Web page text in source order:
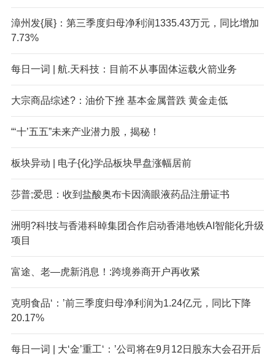
漳州发{展}：第三季度归母净利润1335.43万元，同比增加
7.73%
每日一词 | 航.天科技：目前不从事固体运载火箭业务
大宗商品综述?：油价下挫 基本金属普跌 黄金走低
“‘十’五五”未来产业潜力股，揭秘！
板块异动 | 电子{化}学品板块早盘涨幅居前
莎普;爱思：收到盐酸奥布卡因滴眼液药品注册证书
洲明?科!技与香港科晫集团合作启动香港地铁AI智能化升级
项目
富途、老—虎新消息！:跨境券商开户再收紧
克明食品‘：’前三季度归母净利润为1.24亿元，同比下降
20.17%
每日一词 | 大‘金’重工‘：’公司将在9月12日股东大会召开后